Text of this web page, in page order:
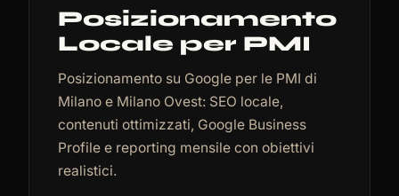
Posizionamento
Locale per PMI
Posizionamento su Google per le PMI di
Milano e Milano Ovest: SEO locale,
contenuti ottimizzati, Google Business
Profile e reporting mensile con obiettivi
realistici.